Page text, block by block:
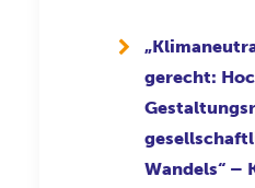
„
gerecht:
Wandels“ –